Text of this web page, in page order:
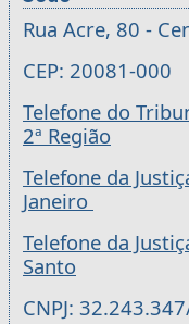
Rua Acre, 80 -
CEP: 20081-000
Telefone do
2ª Região
Telefone da
Janeiro
Telefone da
Santo
CNPJ: